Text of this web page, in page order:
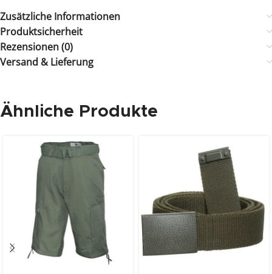
Zusätzliche Informationen
Produktsicherheit
Rezensionen (0)
Versand & Lieferung
Ähnliche Produkte